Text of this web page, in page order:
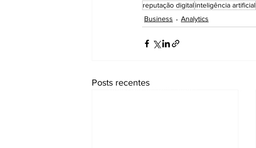
reputação digitalinteligência artificial
Business
Analytics
Posts recentes
Todos Direitos Reservados